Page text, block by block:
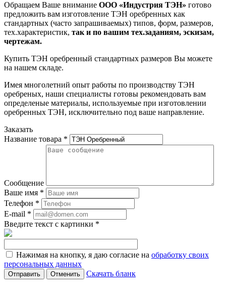
Обращаем Ваше внимание ООО «Индустрия ТЭН» готово
предложить вам изготовление ТЭН оребренных как
стандартных (часто запрашиваемых) типов, форм, размеров,
тех.характеристик, так и по вашим тех.заданиям, эскизам,
чертежам.
Купить ТЭН оребренный стандартных размеров Вы можете
на нашем складе.
Имея многолетний опыт работы по производству ТЭН
оребреных, наши специалисты готовы рекомендовать вам
определеные материалы, используемые при изготовлении
оребренных ТЭН, исключительно под ваше направление.
Заказать
Название товара *
Сообщение
Ваше имя *
Телефон *
E-mail *
Введите текст с картинки *
Нажимая на кнопку, я даю согласие на обработку своих
персональных данных
Отменить Скачать бланк